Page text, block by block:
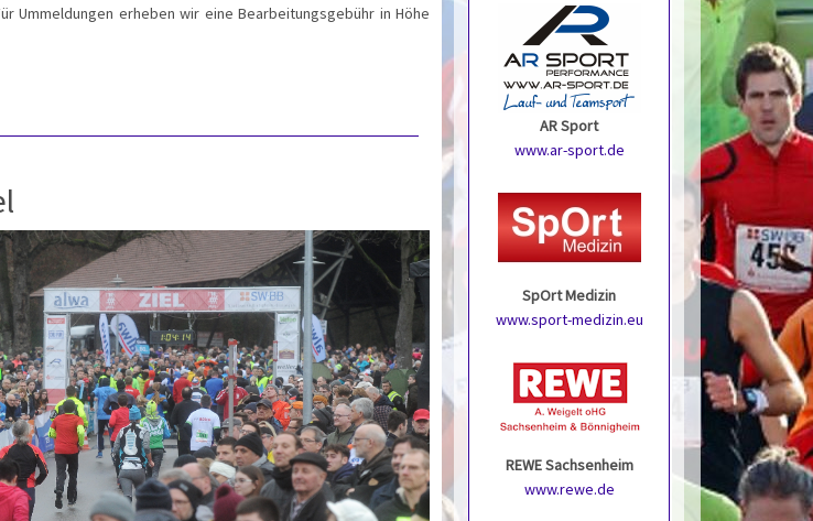
Ummeldungen erheben wir eine Bearbeitungsgebühr in Höhe
AR Sport
www.ar-sport.de
SpOrt Medizin
www.sport-medizin.eu
REWE Sachsenheim
www.rewe.de